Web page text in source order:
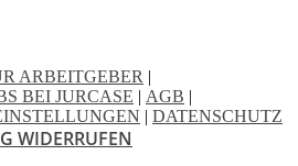
ARBEITGEBER |
BEI JURCASE | AGB |
| DATENSCHUTZ
WIDERRUFEN